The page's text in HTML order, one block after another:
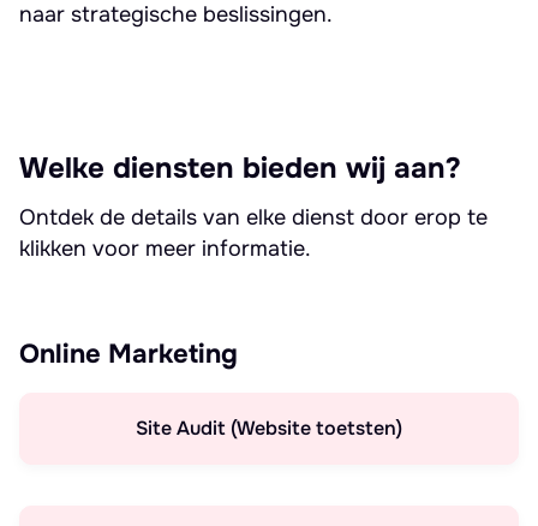
naar strategische beslissingen.
Welke diensten bieden wij aan?
Ontdek de details van elke dienst door erop te
klikken voor meer informatie.
Online Marketing
Site Audit (Website toetsten)